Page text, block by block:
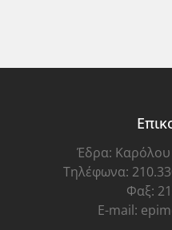
Έδρα: Καρόλου
Τηλέφωνα:
Φαξ:
E-mail: